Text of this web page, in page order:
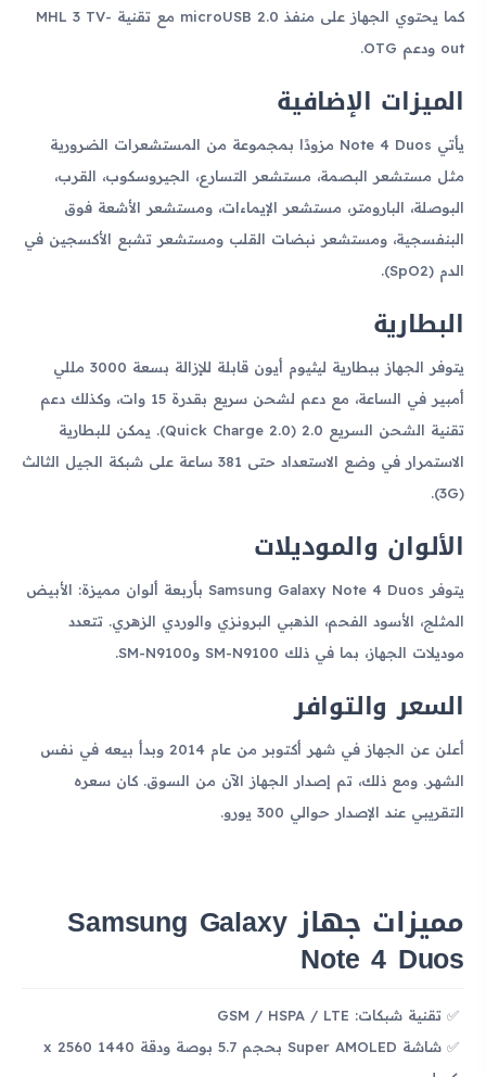
كما يحتوي الجهاز على منفذ microUSB 2.0 مع تقنية MHL 3 TV-
out ودعم OTG.
الميزات الإضافية
يأتي Note 4 Duos مزودًا بمجموعة من المستشعرات الضرورية
مثل مستشعر البصمة، مستشعر التسارع، الجيروسكوب، القرب،
البوصلة، البارومتر، مستشعر الإيماءات، ومستشعر الأشعة فوق
البنفسجية، ومستشعر نبضات القلب ومستشعر تشبع الأكسجين في
الدم (SpO2).
البطارية
يتوفر الجهاز ببطارية ليثيوم أيون قابلة للإزالة بسعة 3000 مللي
أمبير في الساعة، مع دعم لشحن سريع بقدرة 15 وات، وكذلك دعم
تقنية الشحن السريع 2.0 (Quick Charge 2.0). يمكن للبطارية
الاستمرار في وضع الاستعداد حتى 381 ساعة على شبكة الجيل الثالث
(3G).
الألوان والموديلات
يتوفر Samsung Galaxy Note 4 Duos بأربعة ألوان مميزة: الأبيض
المثلج، الأسود الفحم، الذهبي البرونزي والوردي الزهري. تتعدد
موديلات الجهاز، بما في ذلك SM-N9100 وSM-N9100.
السعر والتوافر
أعلن عن الجهاز في شهر أكتوبر من عام 2014 وبدأ بيعه في نفس
الشهر. ومع ذلك، تم إصدار الجهاز الآن من السوق. كان سعره
التقريبي عند الإصدار حوالي 300 يورو.
مميزات جهاز Samsung Galaxy
Note 4 Duos
تقنية شبكات: GSM / HSPA / LTE
شاشة Super AMOLED بحجم 5.7 بوصة ودقة 1440 x 2560